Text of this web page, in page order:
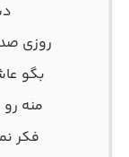
روزی ﺻﺪ
ﺑﮕﻮ
ﻣﻨﻪ
ﻓﻜﺮ